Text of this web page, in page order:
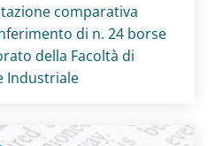
comparativa
di n. 24 borse
della Facoltà di
Industriale